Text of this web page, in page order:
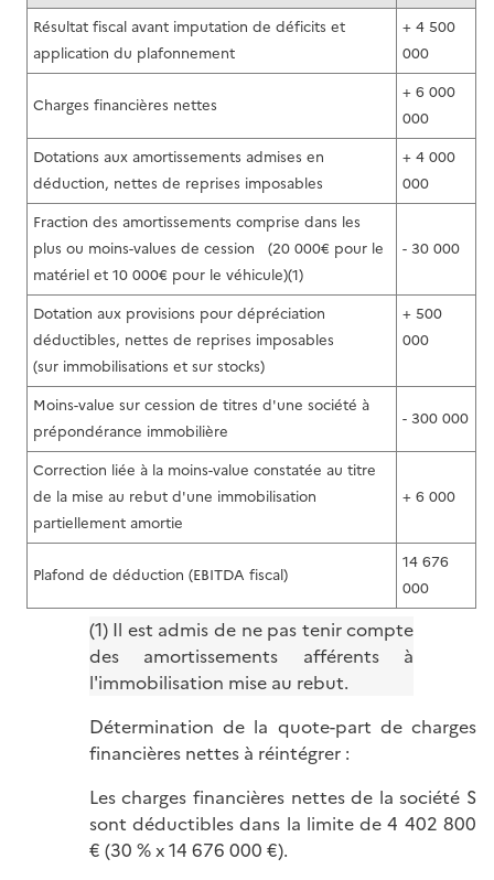
Résultat fiscal avant imputation de déficits et
application du plafonnement
+ 4 500
000
Charges financières nettes
+ 6 000
000
Dotations aux amortissements admises en
déduction, nettes de reprises imposables
+ 4 000
000
Fraction des amortissements comprise dans les
plus ou moins-values de cession (20 000€ pour le
matériel et 10 000€ pour le véhicule)(1)
- 30 000
Dotation aux provisions pour dépréciation
déductibles, nettes de reprises imposables
(sur immobilisations et sur stocks)
+ 500
000
Moins-value sur cession de titres d'une société à
prépondérance immobilière
- 300 000
Correction liée à la moins-value constatée au titre
de la mise au rebut d'une immobilisation
partiellement amortie
+ 6 000
Plafond de déduction (EBITDA fiscal)
14 676
000
(1) Il est admis de ne pas tenir compte
des amortissements afférents à
l'immobilisation mise au rebut.
Détermination de la quote-part de charges
financières nettes à réintégrer :
Les charges financières nettes de la société S
sont déductibles dans la limite de 4 402 800
€ (30 % x 14 676 000 €).